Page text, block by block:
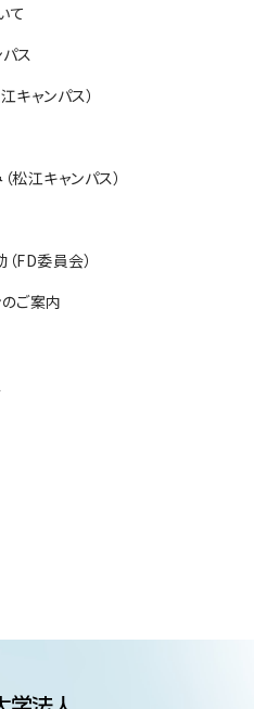
て
ス
キャンパス）
江キャンパス）
FD委員会）
ご案内